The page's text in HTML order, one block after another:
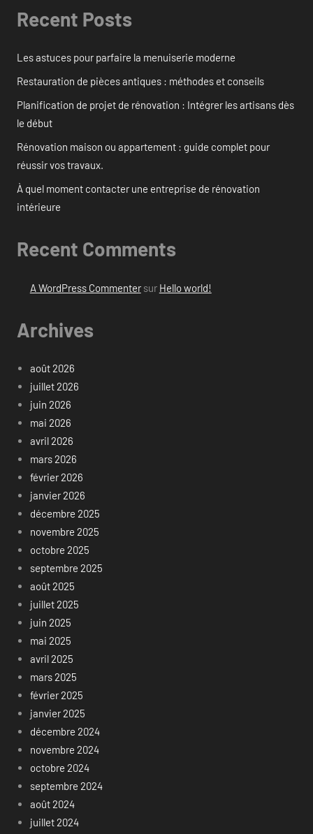
Recent Posts
Les astuces pour parfaire la menuiserie moderne
Restauration de pièces antiques : méthodes et conseils
Planification de projet de rénovation : Intégrer les artisans dès
le début
Rénovation maison ou appartement : guide complet pour
réussir vos travaux.
À quel moment contacter une entreprise de rénovation
intérieure
Recent Comments
A WordPress Commentersur Hello world!
Archives
août 2026
juillet 2026
juin 2026
mai 2026
avril 2026
mars 2026
février 2026
janvier 2026
décembre 2025
novembre 2025
octobre 2025
septembre 2025
août 2025
juillet 2025
juin 2025
mai 2025
avril 2025
mars 2025
février 2025
janvier 2025
décembre 2024
novembre 2024
octobre 2024
septembre 2024
août 2024
juillet 2024